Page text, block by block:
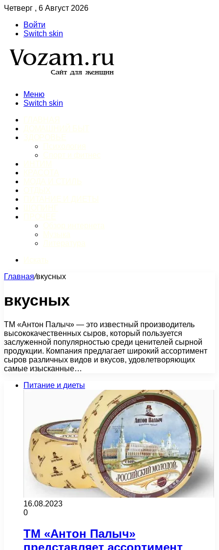
Четверг , 6 Август 2026
Войти
Switch skin
Меню
Switch skin
Главная/вкусных
вкусных
ТМ «Антон Палыч» — это известный производитель
высококачественных сыров, который пользуется
заслуженной популярностью среди ценителей сырной
продукции. Компания предлагает широкий ассортимент
сыров различных видов и вкусов, удовлетворяющих
самые изысканные…
Питание и диеты
16.08.2023
0
ТМ «Антон Палыч»
представляет ассортимент